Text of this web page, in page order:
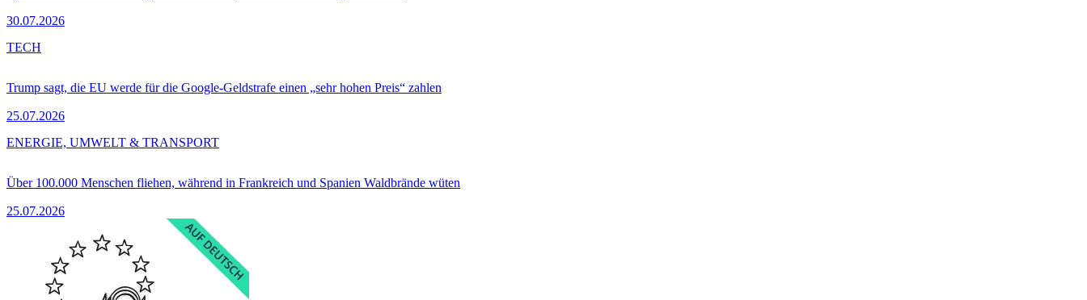
30.07.2026
Trump sagt, die EU werde für die Google-Geldstrafe einen „sehr hohen Preis“ zahlen
25.07.2026
TECH
Über 100.000 Menschen fliehen, während in Frankreich und Spanien Waldbrände wüten
25.07.2026
ENERGIE, UMWELT & TRANSPORT